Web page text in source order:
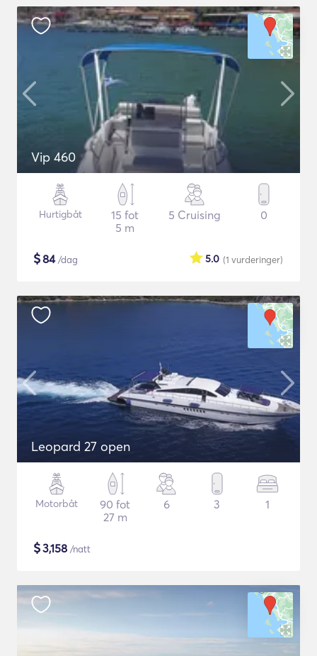
Vip 460
Hurtigbåt
15 fot
5 m
5 Cruising 0
$84/dag (1 vurderinger)
5.0
Leopard 27 open
Motorbåt
90 fot
27 m
6 3 1
$3,158 /natt